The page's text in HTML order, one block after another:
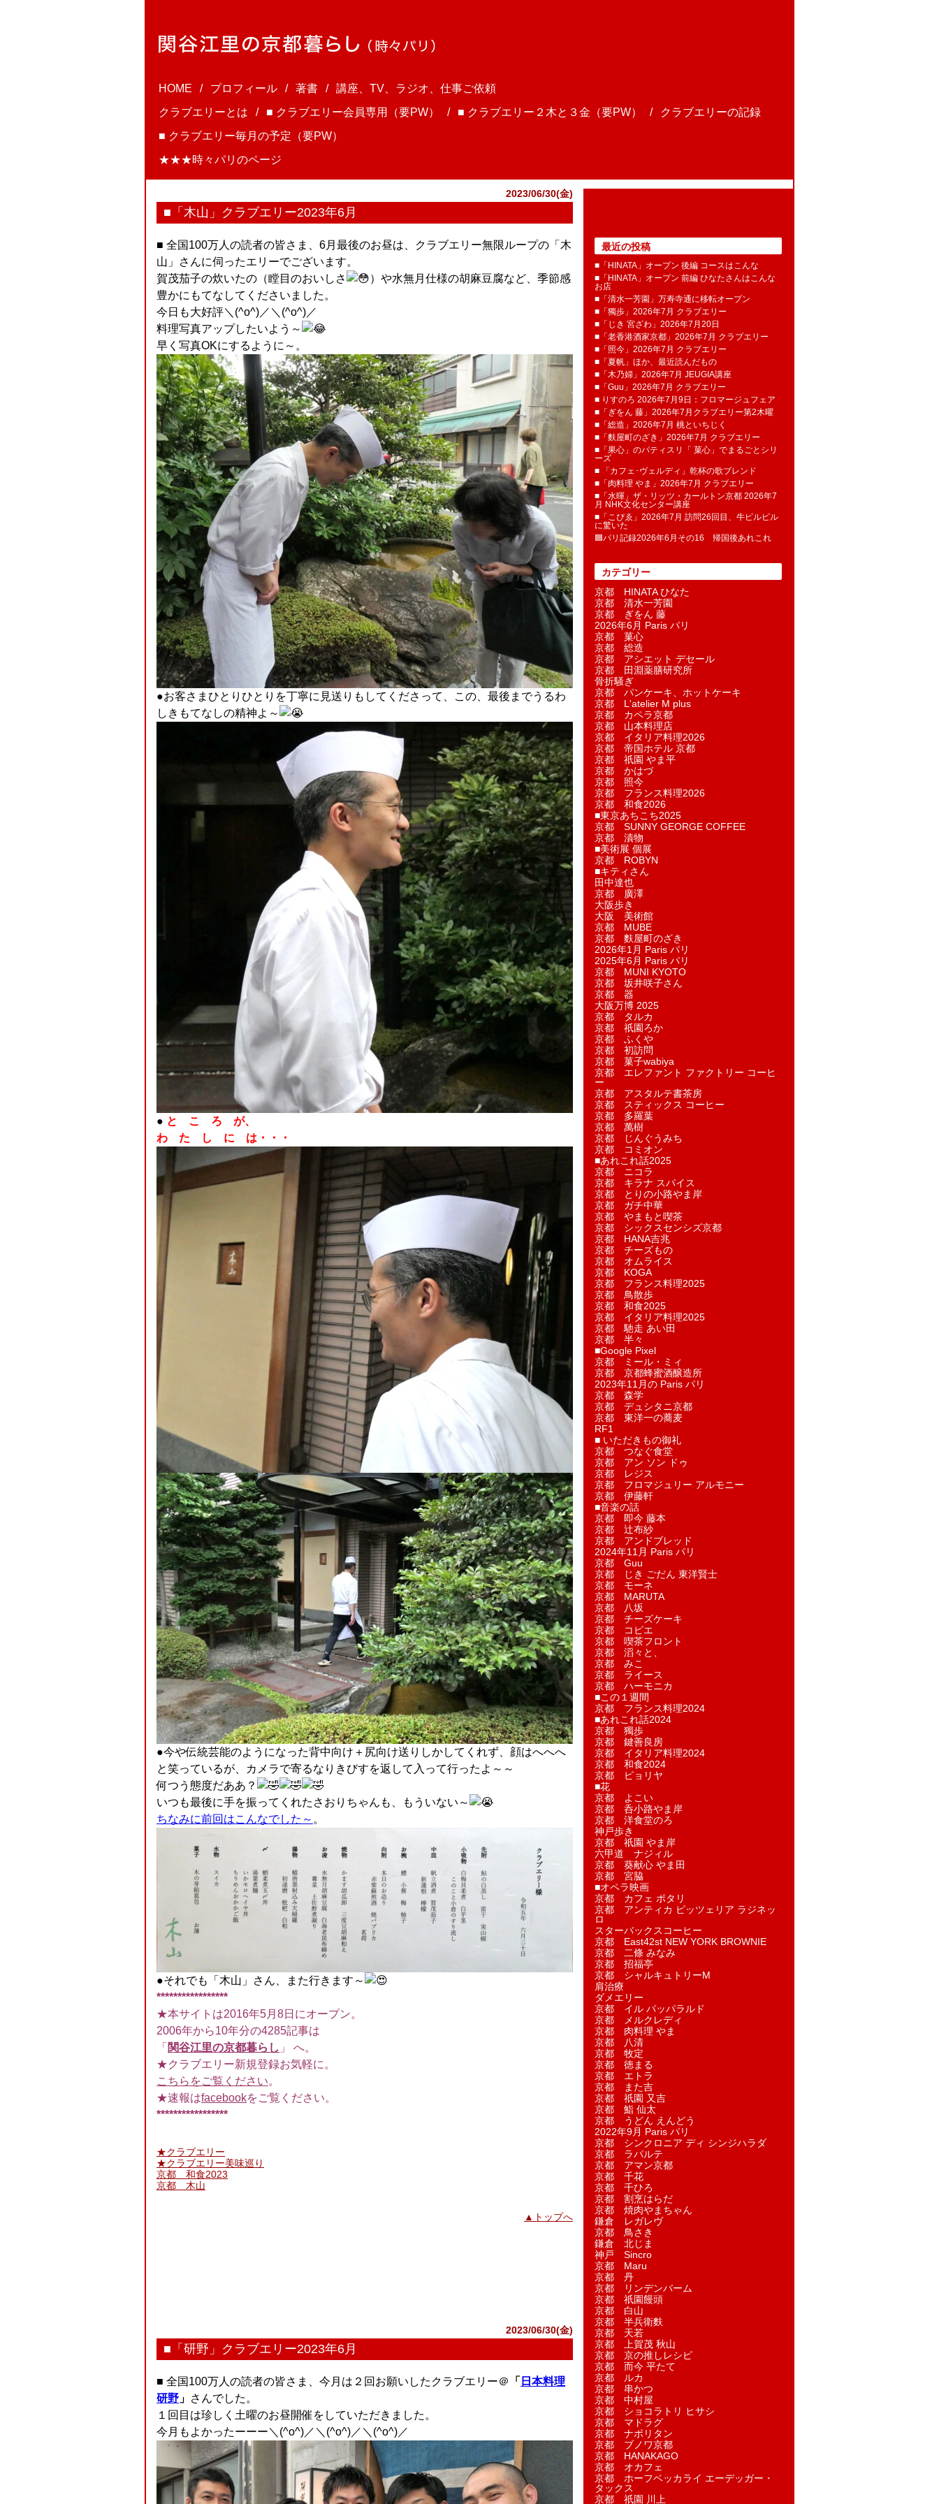
HOME プロフィール 著書
講座、TV、ラジオ、仕事ご依頼
クラブエリーとは
■ クラブエリー会員専用（要PW） ■ クラブエリー２木と３金（要PW）
クラブエリーの記録
■ クラブエリー毎月の予定（要PW）
★★★時々パリのページ
2023/06/30(金)
■「木山」クラブエリー2023年6月
■ 全国100万人の読者の皆さま、6月最後のお昼は、クラブエリー無限ループの「木
山」さんに伺ったエリーでございます。
賀茂茄子の炊いたの（瞠目のおいしさ
）や水無月仕様の胡麻豆腐など、季節感
豊かにもてなしてくださいました。
今日も大好評＼(^o^)／＼(^o^)／
料理写真アップしたいよう～
早く写真OKにするように～。
●お客さまひとりひとりを丁寧に見送りもしてくださって、この、最後までうるわ
しきもてなしの精神よ～
● と こ ろ が、
わ た し に は・・・
●今や伝統芸能のようになった背中向け＋尻向け送りしかしてくれず、顔はへへへ
と笑っているが、カメラで寄るなりきびすを返して入って行ったよ～～
何つう態度だああ？
いつも最後に手を振ってくれたさおりちゃんも、もういない～
ちなみに前回はこんなでした～ 。
●それでも「木山」さん、また行きます～
*****************
★本サイトは2016年5月8日にオープン。
2006年から10年分の4285記事は
「 関谷江里の京都暮らし 」 へ。
★クラブエリー新規登録お気軽に。
こちらをご覧ください。
★速報はfacebookをご覧ください。
*****************
★クラブエリー
★クラブエリー美味巡り
京都 和食2023
京都 木山
▲トップへ
2023/06/30(金)
■「研野」クラブエリー2023年6月
■ 全国100万人の読者の皆さま、今月は２回お願いしたクラブエリー＠ 「 日本料理
研野 」 さんでした。
１回目は珍しく土曜のお昼開催をしていただきました。
今月もよかったーーー＼(^o^)／＼(^o^)／＼(^o^)／
最近の投稿
■「HINATA」オープン 後編 コースはこんな
■「HINATA」オープン 前編 ひなたさんはこんな
お店
■「清水一芳園」万寿寺通に移転オープン
■「獨歩」2026年7月 クラブエリー
■「じき 宮ざわ」2026年7月20日
■「老香港酒家京都」2026年7月 クラブエリー
■「照今」2026年7月 クラブエリー
■「夏帆」ほか、最近読んだもの
■「木乃婦」2026年7月 JEUGIA講座
■「Guu」2026年7月 クラブエリー
■ りすのろ 2026年7月9日：フロマージュフェア
■「ぎをん 藤」2026年7月クラブエリー第2木曜
■「総造」2026年7月 桃といちじく
■「麩屋町のざき」2026年7月 クラブエリー
■「果心」のパティスリ「 菓​心」でまるごとシリ
ーズ
■ 「カフェ･ヴェルディ」乾杯の歌ブレンド
■「肉料理 やま」2026年7月 クラブエリー
■「水暉」ザ・リッツ・カールトン京都 2026年7
月 NHK文化センター講座
■「こぴゑ」2026年7月 訪問26回目、牛ピルピル
に驚いた
🟦パリ記録2026年6月その16 帰国後あれこれ
カテゴリー
京都 HINATA ひなた
京都 清水一芳園
京都 ぎをん 藤
2026年6月 Paris パリ
京都 菓​心
京都 総造
京都 アシエット デセール
京都 田淵薬膳研究所
骨折騒ぎ
京都 パンケーキ、ホットケーキ
京都 L'atelier M plus
京都 カペラ京都
京都 山本料理店
京都 イタリア料理2026
京都 帝国ホテル 京都
京都 祇園 やま平
京都 かはづ
京都 照今
京都 フランス料理2026
京都 和食2026
■東京あちこち2025
京都 SUNNY GEORGE COFFEE
京都 漬物
■美術展 個展
京都 ROBYN
■キティさん
田中達也
京都 廣澤
大阪歩き
大阪 美術館
京都 MUBE
京都 麩屋町のざき
2026年1月 Paris パリ
2025年6月 Paris パリ
京都 MUNI KYOTO
京都 坂井咲子さん
京都 器
大阪万博 2025
京都 タルカ
京都 祇園ろか
京都 ふくや
京都 初訪問
京都 菓子wabiya
京都 エレファント ファクトリー コーヒ
ー
京都 アスタルテ書茶房
京都 スティックス コーヒー
京都 多羅葉
京都 萬樹
京都 じんぐうみち
京都 コミオン
■あれこれ話2025
京都 ニコラ
京都 キラナ スパイス
京都 とりの小路やま岸
京都 ガチ中華
京都 やまもと喫茶
京都 シックスセンシズ京都
京都 HANA吉兆
京都 チーズもの
京都 オムライス
京都 KOGA
京都 フランス料理2025
京都 鳥散歩
京都 和食2025
京都 イタリア料理2025
京都 馳走 あい田
京都 半々
■Google Pixel
京都 ミール・ミィ
京都 京都蜂蜜酒醸造所
2023年11月の Paris パリ
京都 森学
京都 デュシタニ京都
京都 東洋一の蕎麦
RF1
■ いただきもの御礼
京都 つなぐ食堂
京都 アン ソン ドゥ
京都 レジス
京都 フロマジュリー アルモニー
京都 伊藤軒
■音楽の話
京都 即今 藤本
京都 辻布紗
京都 アンドブレッド
2024年11月 Paris パリ
京都 Guu
京都 じき ごだん 東洋賢士
京都 モーネ
京都 MARUTA
京都 八坂
京都 チーズケーキ
京都 コピエ
京都 喫茶フロント
京都 滔々と、
京都 みこ
京都 ライース
京都 ハーモニカ
■この１週間
京都 フランス料理2024
■あれこれ話2024
京都 獨歩
京都 鍵善良房
京都 イタリア料理2024
京都 和食2024
京都 ピョリヤ
■花
京都 よこい
京都 呑小路やま岸
京都 洋食堂のろ
神戸歩き
京都 祇園 やま岸
六甲道 ナジィル
京都 葵献心 やま田
京都 宮脇
■オペラ映画
京都 カフェ ポタリ
京都 アンティカ ピッツェリア ラジネッ
ロ
スターバックスコーヒー
京都 East42st NEW YORK BROWNIE
京都 二條 みなみ
京都 招福亭
京都 シャルキュトリーM
肩治療
ダメエリー
京都 イル パッパラルド
京都 メルクレディ
京都 肉料理 やま
京都 八清
京都 牧定
京都 徳まる
京都 エトラ
京都 また吉
京都 祇園 又吉
京都 鮨 仙太
京都 うどん えんどう
2022年9月 Paris パリ
京都 シンクロニア ディ シンジハラダ
京都 ラパルテ
京都 アマン京都
京都 千花
京都 千ひろ
京都 割烹はらだ
京都 焼肉やまちゃん
鎌倉 レガレヴ
京都 鳥さき
鎌倉 北じま
神戸 Sincro
京都 Maru
京都 丹
京都 リンデンバーム
京都 祇園饅頭
京都 白山
京都 半兵衛麩
京都 天若
京都 上賀茂 秋山
京都 京の推しレシピ
京都 而今 平たて
京都 ルカ
京都 串かつ
京都 中村屋
京都 ショコラトリ ヒサシ
京都 マドラグ
京都 ナポリタン
京都 ブノワ京都
京都 HANAKAGO
京都 オカフェ
京都 ホーフベッカライ エーデッガー・
タックス
京都 祇園 川上